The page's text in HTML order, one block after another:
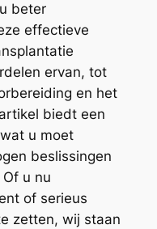
beter
effectieve
ervan, tot
en het
biedt een
u moet
beslissingen
u nu
of serieus
zetten, wij staan